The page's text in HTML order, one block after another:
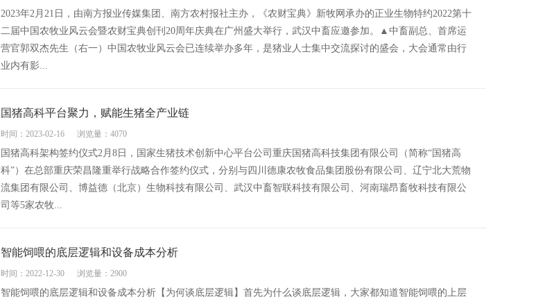
2023年2月21日，由南方报业传媒集团、南方农村报社主办，《农财宝典》新牧网承办的正业生物特约2022第十
二届中国农牧业风云会暨农财宝典创刊20周年庆典在广州盛大举行，武汉中畜应邀参加。▲中畜副总、首席运
营官郭双杰先生（右一）中国农牧业风云会已连续举办多年，是猪业人士集中交流探讨的盛会，大会通常由行
业内有影...
国猪高科平台聚力，赋能生猪全产业链
时间：2023-02-16 浏览量：4070
国猪高科架构签约仪式2月8日，国家生猪技术创新中心平台公司重庆国猪高科技集团有限公司（简称“国猪高
科”）在总部重庆荣昌隆重举行战略合作签约仪式，分别与四川德康农牧食品集团股份有限公司、辽宁北大荒物
流集团有限公司、博益德（北京）生物科技有限公司、武汉中畜智联科技有限公司、河南瑞昂畜牧科技有限公
司等5家农牧...
智能饲喂的底层逻辑和设备成本分析
时间：2022-12-30 浏览量：2900
智能饲喂的底层逻辑和设备成本分析【为何谈底层逻辑】首先为什么谈底层逻辑，大家都知道智能饲喂的上层